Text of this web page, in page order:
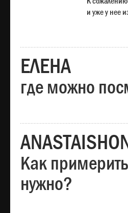
и уже у нее
ЕЛЕНА
где можно
Как
нужно?